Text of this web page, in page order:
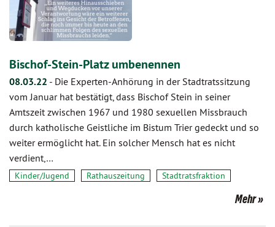
Bischof-Stein-Platz umbenennen
08.03.22 - Die Experten-Anhörung in der Stadtratssitzung
vom Januar hat bestätigt, dass Bischof Stein in seiner
Amtszeit zwischen 1967 und 1980 sexuellen Missbrauch
durch katholische Geistliche im Bistum Trier gedeckt und so
weiter ermöglicht hat. Ein solcher Mensch hat es nicht
verdient,…
Kinder/Jugend Rathauszeitung Stadtratsfraktion
Mehr